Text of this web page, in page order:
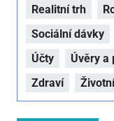
Realitní trh
Sociální dávky
Účty
Úvěry a
Zdraví